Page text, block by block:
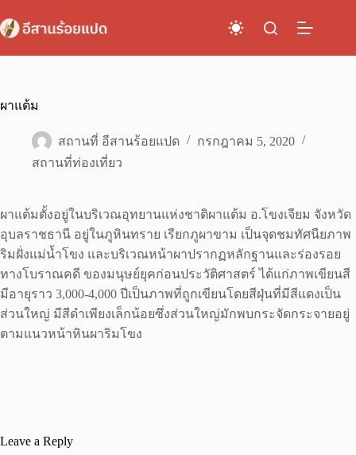
to
content
ผาแต้ม
สถานที่ อีสานร้อยแปด
กรกฎาคม 5, 2020
สถานที่ท่องเที่ยว
ผาแต้มตั้งอยู่ในบริเวณอุทยานแห่งชาติผาแต้ม อ.โขงเจียม จังหวัด
อุบลราชธานี อยู่ในภูหินทราย เรียกภูผาขาม เป็นจุดชมทัศนียภาพ
ริมฝั่งแม่น้ำโขง และบริเวณหน้าผาปรากฏหลักฐานและร่องรอย
ทางโบราณคดี ของมนุษย์ยุคก่อนประวัติศาสตร์ ได้แก่ภาพเขียนสี
มีอายุราว 3,000-4,000 ปีเป็นภาพที่ถูกเขียนโดยสีฝุ่นที่มีสีแดงเป็น
ส่วนใหญ่ มีสีดำเพียงเล็กน้อยซึ่งส่วนใหญ่มักพบกระจัดกระจายอยู่
ตามแนวหน้าหินผาริมโขง
Leave a Reply